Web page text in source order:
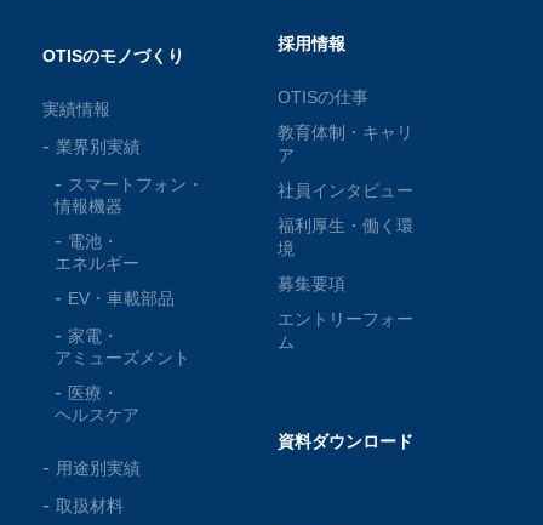
OTISのモノづくり
実績情報
業界別実績
スマートフォン・
情報機器
電池・
エネルギー
EV・車載部品
家電・
アミューズメント
医療・
ヘルスケア
用途別実績
取扱材料
採用情報
OTISの仕事
教育体制・キャリ
ア
社員インタビュー
福利厚生・働く環
境
募集要項
エントリーフォー
ム
資料ダウンロード